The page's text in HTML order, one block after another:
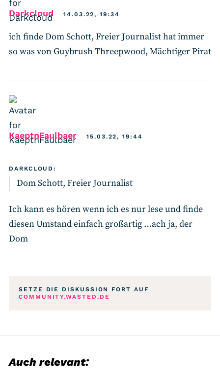
Darkcloud says:
14.03.22, 19:34
ich finde Dom Schott, Freier Journalist hat immer
so was von Guybrush Threepwood, Mächtiger Pirat
KaeptnFaulbaersays:15.03.22, 19:44
DARKCLOUD:
Dom Schott, Freier Journalist
Ich kann es hören wenn ich es nur lese und finde
diesen Umstand einfach großartig …ach ja, der
Dom
SETZE DIE DISKUSSION FORT AUF
COMMUNITY.WASTED.DE
Auch relevant: